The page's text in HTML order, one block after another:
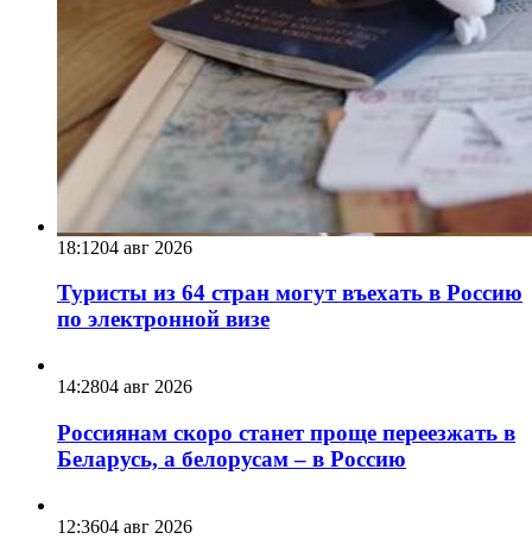
18:1204 авг 2026
Туристы из 64 стран могут въехать в Россию
по электронной визе
14:2804 авг 2026
Россиянам скоро станет проще переезжать в
Беларусь, а белорусам – в Россию
12:3604 авг 2026